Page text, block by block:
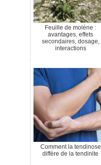
Feuille de molène :
avantages, effets
secondaires, dosage,
interactions
Comment la tendinose
diffère de la tendinite